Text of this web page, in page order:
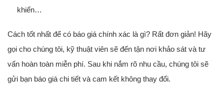
khiển…
Cách tốt nhất để có báo giá chính xác là gì? Rất đơn giản! Hãy
gọi cho chúng tôi, kỹ thuật viên sẽ đến tận nơi khảo sát và tư
vấn hoàn toàn miễn phí. Sau khi nắm rõ nhu cầu, chúng tôi sẽ
gửi bạn báo giá chi tiết và cam kết không thay đổi.